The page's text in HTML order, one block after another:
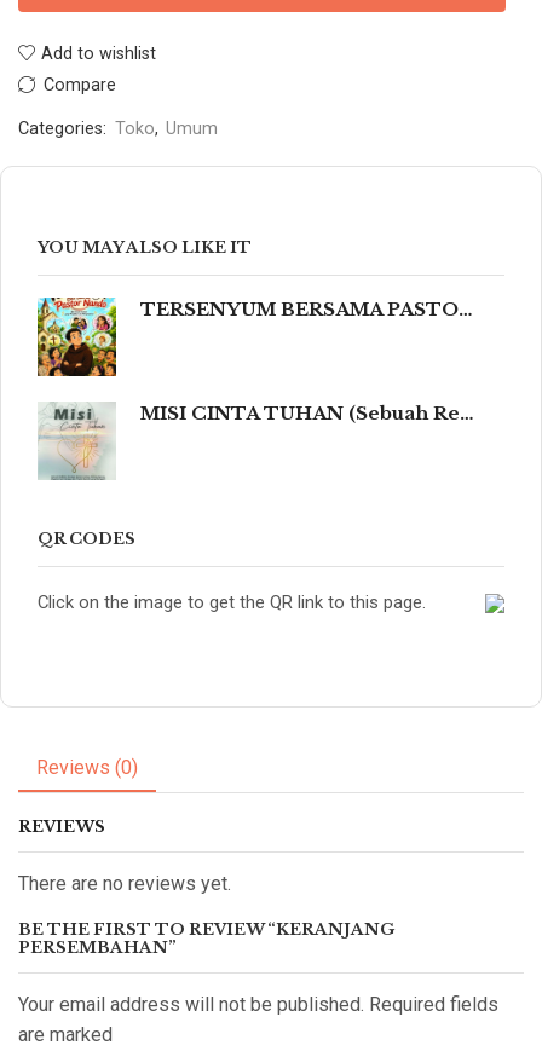
Add to wishlist
Compare
Categories: Toko, Umum
YOU MAY ALSO LIKE IT
TERSENYUM BERSAMA PASTOR NANDO 80 Humor Ringan tentang Iman, Kehidupan, dan Kemanusiaan
MISI CINTA TUHAN (Sebuah Refleksi Teologis dalam Cahaya Kidung Agung, Magisterium Gereja, dan Tradisi Katolik yang Mengalir dalam Keindahan Budaya serta Spiritualitas Mendalam yang Menyentuh dan Meneguhkan Hati Beriman.)
QR CODES
Click on the image to get the QR link to this page.
Reviews (0)
REVIEWS
There are no reviews yet.
BE THE FIRST TO REVIEW “KERANJANG
PERSEMBAHAN”
Your email address will not be published. Required fields
are marked